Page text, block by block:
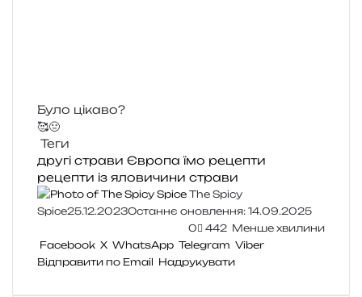
Було цікаво?
🥰🤢
Теги
другі страви Європа їмо рецепти
рецепти із яловичини страви
The Spicy
Spice25.12.2023Останнє оновлення: 14.09.2025
0
442 Менше хвилини
Facebook X WhatsApp Telegram Viber
Відправити по Email Надрукувати